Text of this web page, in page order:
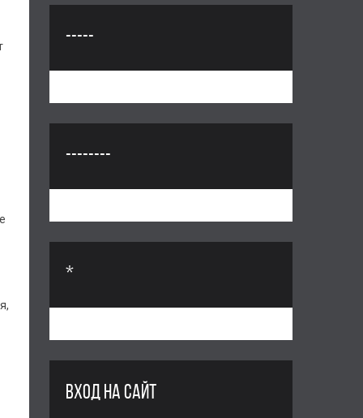
-----
--------
*
ВХОД НА САЙТ